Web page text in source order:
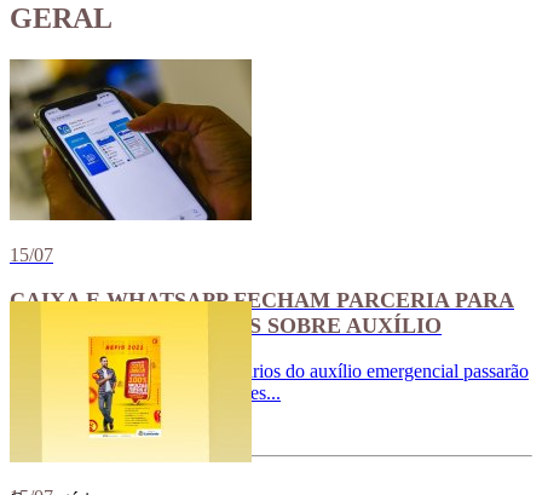
GERAL
15/07
CAIXA E WHATSAPP FECHAM PARCERIA PARA
ENVIO DE MENSAGENS SOBRE AUXÍLIO
Nos próximos dias, os beneficiários do auxílio emergencial passarão
a receber de graça as informações...